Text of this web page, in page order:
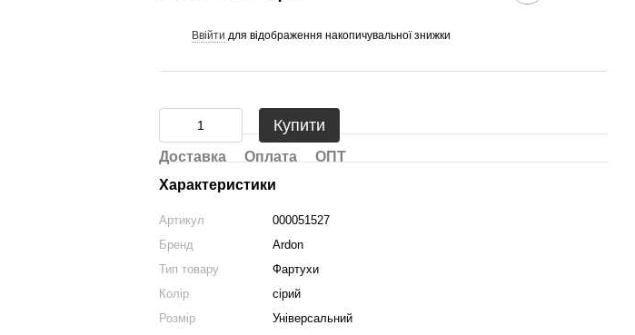
Ввійти для відображення накопичувальної знижки
Купити
Доставка Оплата
ОПТ
Характеристики
Артикул
000051527
Бренд
Ardon
Тип товару
Фартухи
Колір
сірий
Розмір
Універсальний